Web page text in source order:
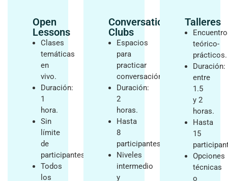
Open
Lessons
Clases
temáticas
en
vivo.
Duración:
1
hora.
Sin
límite
de
participantes.
Todos
los
Conversation
Clubs
Espacios
para
practicar
conversación.
Duración:
2
horas.
Hasta
8
participantes.
Niveles
intermedio
y
Talleres
teórico-
prácticos.
Duración:
entre
1.5
y 2
horas.
Hasta
15
Opciones
técnicas
o